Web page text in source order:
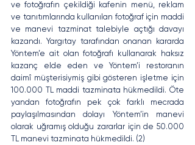
ve fotoğrafın çekildiği kafenin menü, reklam
ve tanıtımlarında kullanılan fotoğraf için maddi
ve manevi tazminat talebiyle açtığı davayı
kazandı. Yargıtay tarafından onanan kararda
Yöntem’e ait olan fotoğrafı kullanarak haksız
kazanç elde eden ve Yöntem’i restoranın
daimî müşterisiymiş gibi gösteren işletme için
100.000 TL maddi tazminata hükmedildi. Öte
yandan fotoğrafın pek çok farklı mecrada
paylaşılmasından dolayı Yöntem’in manevi
olarak uğramış olduğu zararlar için de 50.000
TL manevi tazminata hükmedildi. (2)